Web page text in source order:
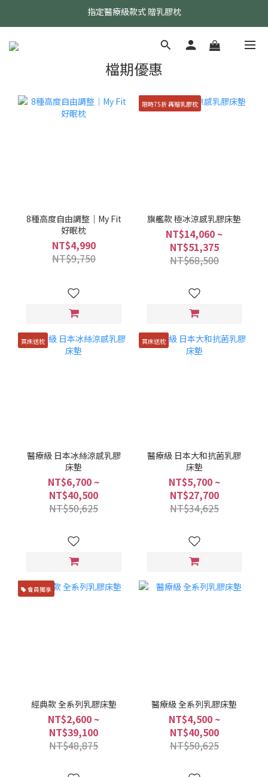
24小時AI智能客服
24小時AI智能客服
檔期優惠
8種高度自由調整｜My Fit
好眠枕
NT$4,990
NT$9,750
限時75折 再贈乳膠枕
旗艦款 極冰涼感乳膠床墊
NT$14,060 ~
NT$51,375
NT$68,500
買床送枕
醫療級 日本冰絲涼感乳膠
床墊
NT$6,700 ~
NT$40,500
NT$50,625
買床送枕
醫療級 日本大和抗菌乳膠
床墊
NT$5,700 ~
NT$27,700
NT$34,625
會員獨享
經典款 全系列乳膠床墊
NT$2,600 ~
NT$39,100
NT$48,875
醫療級 全系列乳膠床墊
NT$4,500 ~
NT$40,500
NT$50,625